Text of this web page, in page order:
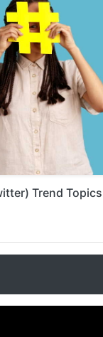
Trend